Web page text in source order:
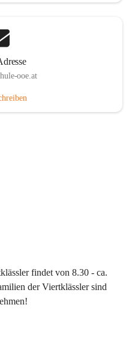
ooe.at
findet von 8.30 - ca.
der Viertklässler sind